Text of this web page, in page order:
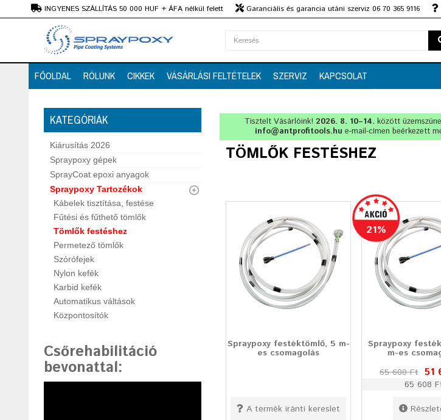
INGYENES SZÁLLÍTÁS 50 000 HUF + ÁFA nélkül felett
Garanciális és garancia utáni szerviz 06 70 365 9116
Szaktanácsadás
FŐOLDAL RÓLUNK CIKKEK VÁSÁRLÁSI FELTÉTELEK SZERVIZ KAPCSOLAT
KATEGÓRIÁK
Kiárusítás 2026
Spraypoxy gépek
SprayCoat epoxi anyagok
Spraypoxy Tartozékok
Kábelek tisztítása, festése
Fűtési és fűthető tömlők
Tömlők festéshez
Permetező tömlők
Szórófejek
Nylon kefék
Karbid kefék
Automatikus váltások
Központosítók
Csőrehabilitáció
bevonattal:
Tisztelt Vásárlóink!2026. 8. 10–14. között
info@antprofitools.hu e-mail-címen beérkezett
TÖMLŐK FESTÉSHEZ
Spraypoxy festéktömlő, 5 m-
es csomagolás
A termék iránti kereslet
21%
Spraypoxy
m-es
65 600 Ft 51
65 608